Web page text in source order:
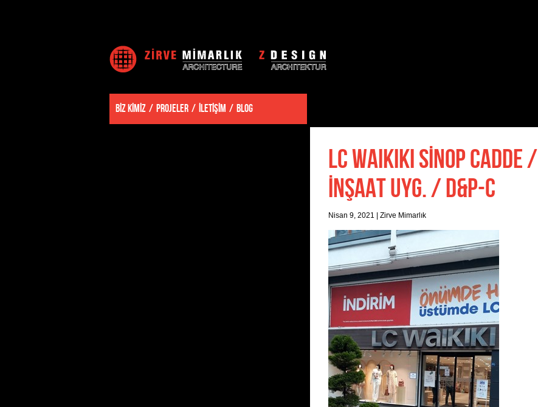
BİZ KİMİZ PROJELER İLETİŞİM BLOG
LC WAIKIKI SİNOP CADDE /
İNŞAAT UYG. / D&P-C
Nisan 9, 2021 Zirve Mimarlık